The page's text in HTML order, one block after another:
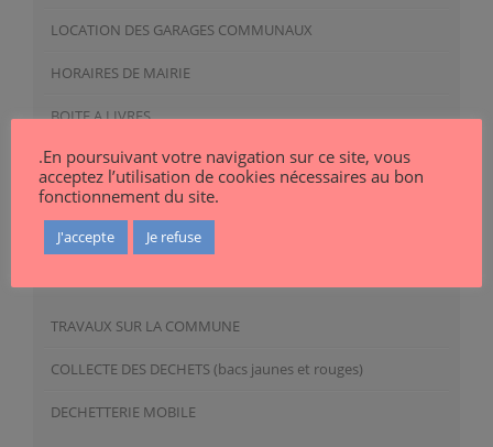
LOCATION DES GARAGES COMMUNAUX
HORAIRES DE MAIRIE
BOITE A LIVRES
DENEIGEMENT DES VOIES PRIVEES
Agenda
TRAVAUX SUR LA COMMUNE
COLLECTE DES DECHETS (bacs jaunes et rouges)
DECHETTERIE MOBILE
.En poursuivant votre navigation sur ce site, vous
acceptez l’utilisation de cookies nécessaires au bon
fonctionnement du site.
J'accepte Je refuse